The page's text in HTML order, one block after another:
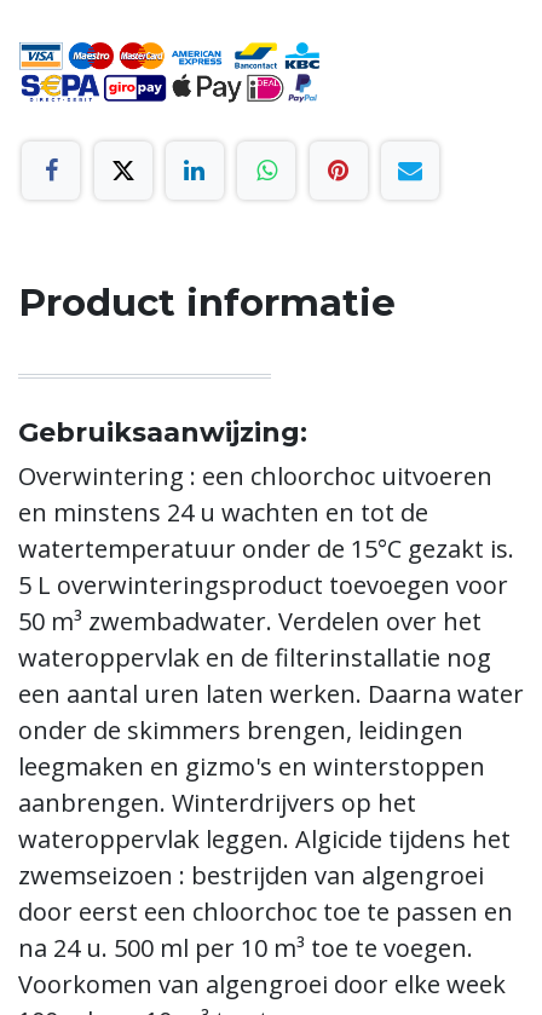
Product informatie
Gebruiksaanwijzing:
Overwintering : een chloorchoc uitvoeren
en minstens 24 u wachten en tot de
watertemperatuur onder de 15°C gezakt is.
5 L overwinteringsproduct toevoegen voor
50 m³ zwembadwater. Verdelen over het
wateroppervlak en de filterinstallatie nog
een aantal uren laten werken. Daarna water
onder de skimmers brengen, leidingen
leegmaken en gizmo's en winterstoppen
aanbrengen. Winterdrijvers op het
wateroppervlak leggen. Algicide tijdens het
zwemseizoen : bestrijden van algengroei
door eerst een chloorchoc toe te passen en
na 24 u. 500 ml per 10 m³ toe te voegen.
Voorkomen van algengroei door elke week